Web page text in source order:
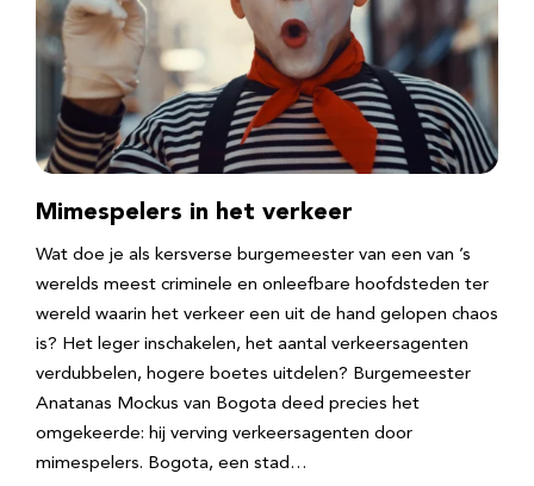
Mimespelers in het verkeer
Wat doe je als kersverse burgemeester van een van ’s
werelds meest criminele en onleefbare hoofdsteden ter
wereld waarin het verkeer een uit de hand gelopen chaos
is? Het leger inschakelen, het aantal verkeersagenten
verdubbelen, hogere boetes uitdelen? Burgemeester
Anatanas Mockus van Bogota deed precies het
omgekeerde: hij verving verkeersagenten door
mimespelers. Bogota, een stad…